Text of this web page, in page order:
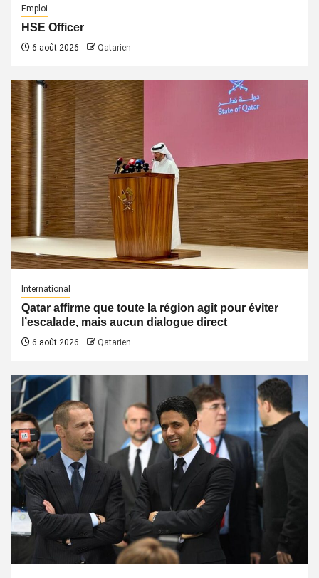
Emploi
HSE Officer
6 août 2026 Qatarien
International
Qatar affirme que toute la région agit pour éviter
l’escalade, mais aucun dialogue direct
6 août 2026 Qatarien